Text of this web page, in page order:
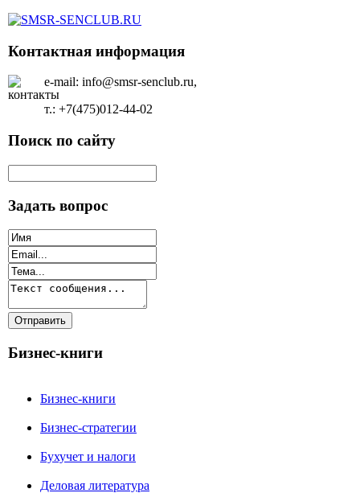
Контактная информация
e-mail: info@smsr-senclub.ru,
т.: +7(475)012-44-02
Поиск по сайту
Задать вопрос
Бизнес-книги
Бизнес-книги
Бизнес-стратегии
Бухучет и налоги
Деловая литература